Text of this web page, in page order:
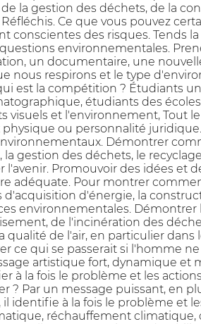
la gestion des déchets, de la
Ce que vous pouvez
conscientes des risques. Tends
environnementales.
un documentaire, une
nous respirons et le type
est la compétition ? Étudiants
étudiants des
visuels et l'environnement, Tout
physique ou personnalité
Démontrer
la gestion des déchets, le
Promouvoir des idées et
adéquate. Pour montrer
d'énergie, la
environnementales.
de l'incinération des
de l'air, en particulier
ce qui se passerait si l'homme
artistique fort, dynamique
à la fois le problème et les
? Par un message puissant, en
à la fois le problème et
réchauffement